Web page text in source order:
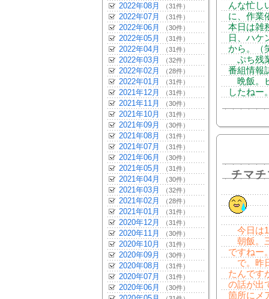
2022年08月 （31件）
2022年07月 （31件）
2022年06月 （30件）
2022年05月 （31件）
2022年04月 （31件）
2022年03月 （32件）
2022年02月 （28件）
2022年01月 （31件）
2021年12月 （31件）
2021年11月 （30件）
2021年10月 （31件）
2021年09月 （30件）
2021年08月 （31件）
2021年07月 （31件）
2021年06月 （30件）
2021年05月 （31件）
2021年04月 （30件）
2021年03月 （32件）
2021年02月 （28件）
2021年01月 （31件）
2020年12月 （31件）
2020年11月 （30件）
2020年10月 （31件）
2020年09月 （30件）
2020年08月 （31件）
2020年07月 （31件）
2020年06月 （30件）
んな忙し
に、作業
本日は雑
日、ハケ
から。（
ぷち残
番組情報
晩飯。
したねー
チマ
今日は
朝飯。
ですねー
で。昨
たんです
の話が出
箇所にメ